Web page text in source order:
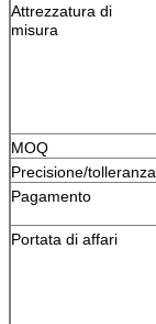
Attrezzatura di
misura
MOQ
Precisione/tolleranza
Pagamento
Portata di affari